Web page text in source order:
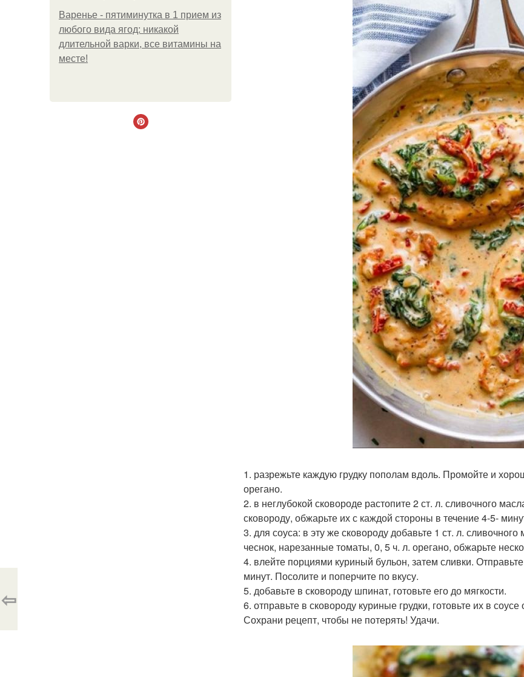
Варенье - пятиминутка в 1 прием из
любого вида ягод: никакой
длительной варки, все витамины на
месте!
1. разрежьте каждую грудку пополам вдоль. Промойте и
орегано.
2. в неглубокой сковороде растопите 2 ст. л. сливочного
сковороду, обжарьте их с каждой стороны в течение 4-5-
3. для соуса: в эту же сковороду добавьте 1 ст. л.
чеснок, нарезанные томаты, 0, 5 ч. л. орегано, обжарьте
4. влейте порциями куриный бульон, затем сливки.
минут. Посолите и поперчите по вкусу.
5. добавьте в сковороду шпинат, готовьте его до мягкости.
6. отправьте в сковороду куриные грудки, готовьте их в
Сохрани рецепт, чтобы не потерять! Удачи.
⇦